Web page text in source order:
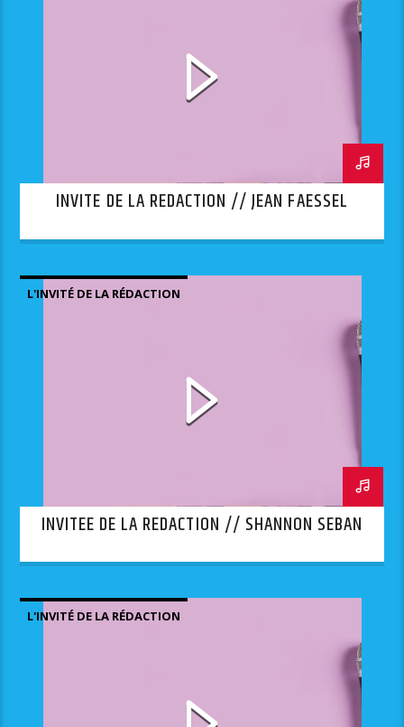
INVITE DE LA REDACTION // JEAN FAESSEL
L'INVITÉ DE LA RÉDACTION
INVITEE DE LA REDACTION // SHANNON SEBAN
L'INVITÉ DE LA RÉDACTION